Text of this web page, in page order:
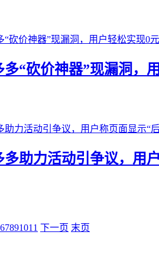
多“砍价神器”现漏洞，
多助力活动引争议，用
67891011 下一页 末页